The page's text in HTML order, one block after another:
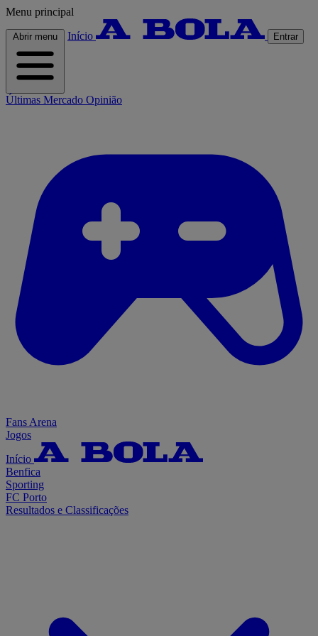
Menu principal
Abrir menu Início Entrar
Últimas Mercado Opinião
Fans Arena
Jogos
Início
Benfica
Sporting
FC Porto
Resultados e Classificações